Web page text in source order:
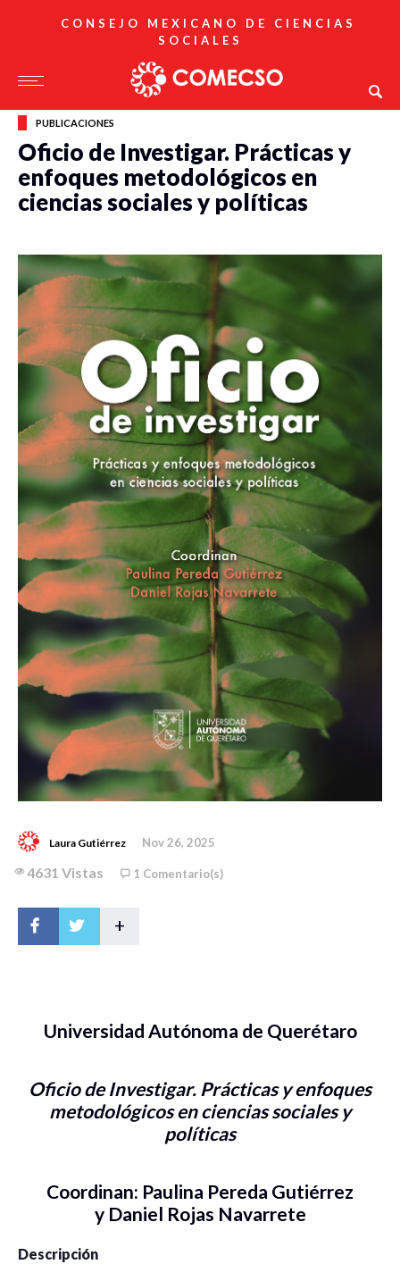
CONSEJO MEXICANO DE CIENCIAS
SOCIALES
PUBLICACIONES
Oficio de Investigar. Prácticas y
enfoques metodológicos en
ciencias sociales y políticas
Laura Gutiérrez Nov 26, 2025
4631 Vistas 1 Comentario(s)
+
Universidad Autónoma de Querétaro
Oficio de Investigar. Prácticas y enfoques
metodológicos en ciencias socialesy
políticas
Coordinan: Paulina Pereda Gutiérrez
y Daniel Rojas Navarrete
Descripción